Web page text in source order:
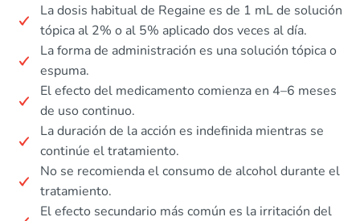
La dosis habitual de Regaine es de 1 mL de solución
tópica al 2% o al 5% aplicado dos veces al día.
La forma de administración es una solución tópica o
espuma.
El efecto del medicamento comienza en 4–6 meses
de uso continuo.
La duración de la acción es indefinida mientras se
continúe el tratamiento.
No se recomienda el consumo de alcohol durante el
tratamiento.
El efecto secundario más común es la irritación del